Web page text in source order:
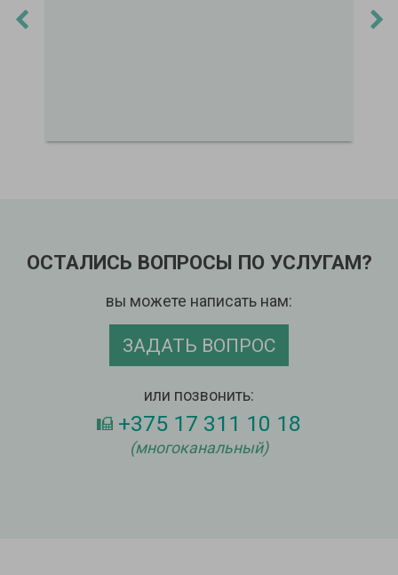
‹
›
ОСТАЛИСЬ ВОПРОСЫ ПО УСЛУГАМ?
вы можете написать нам:
ЗАДАТЬ ВОПРОС
или позвонить:
+375 17 311 10 18
(многоканальный)